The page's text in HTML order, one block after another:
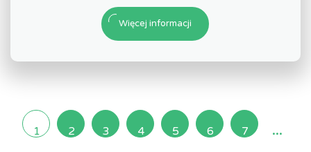
Więcej informacji
1 2 3 4 5 6 7 ...